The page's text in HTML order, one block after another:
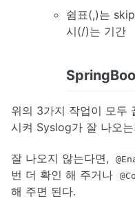
쉼표(,)는
시(/)는 기간
위의 3가지 작업이 모두
시켜 Syslog가 잘 나오
잘 나오지 않는다면,
번 더 확인 해 주거나
해 주면 된다.